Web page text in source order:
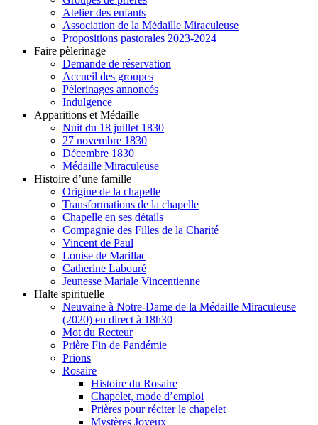
Atelier des enfants
Association de la Médaille Miraculeuse
Propositions pastorales 2023-2024
Faire pèlerinage
Demande de réservation
Accueil des groupes
Pèlerinages annoncés
Indulgence
Apparitions et Médaille
Nuit du 18 juillet 1830
27 novembre 1830
Décembre 1830
Médaille Miraculeuse
Histoire d’une famille
Origine de la chapelle
Transformations de la chapelle
Chapelle en ses détails
Compagnie des Filles de la Charité
Vincent de Paul
Louise de Marillac
Catherine Labouré
Jeunesse Mariale Vincentienne
Halte spirituelle
Neuvaine à Notre-Dame de la Médaille Miraculeuse
(2020) en direct à 18h30
Mot du Recteur
Prière Fin de Pandémie
Prions
Rosaire
Histoire du Rosaire
Chapelet, mode d’emploi
Prières pour réciter le chapelet
Mystères Joyeux